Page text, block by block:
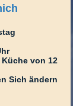
von 12
Sich ändern